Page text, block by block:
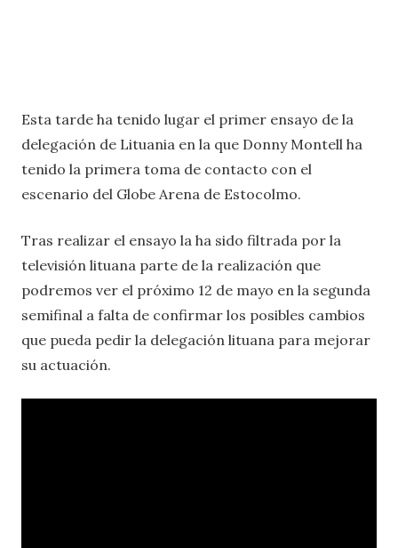
Esta tarde ha tenido lugar el primer ensayo de la
delegación de Lituania en la que Donny Montell ha
tenido la primera toma de contacto con el
escenario del Globe Arena de Estocolmo.
Tras realizar el ensayo la ha sido filtrada por la
televisión lituana parte de la realización que
podremos ver el próximo 12 de mayo en la segunda
semifinal a falta de confirmar los posibles cambios
que pueda pedir la delegación lituana para mejorar
su actuación.